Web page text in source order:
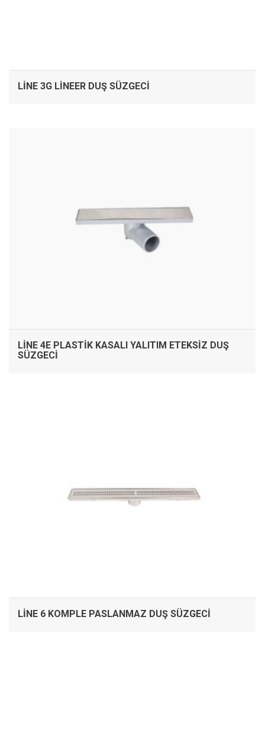
LINE 3G LINEER DUŞ SÜZGECI
LINE 4E PLASTIK KASALI YALITIM ETEKSIZ DUŞ
SÜZGECI
LINE 6 KOMPLE PASLANMAZ DUŞ SÜZGECI